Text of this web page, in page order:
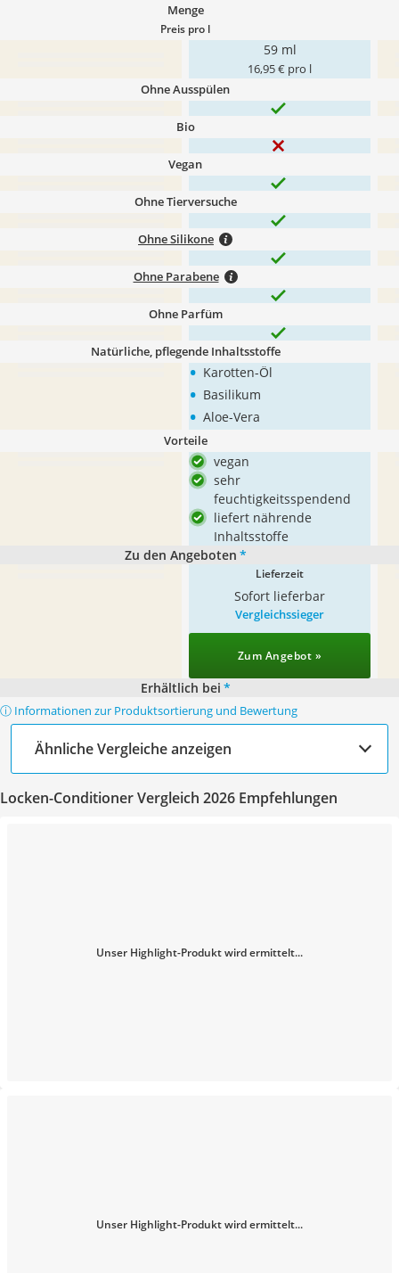
Menge
Preis pro l
59 ml
16,95 € pro l
Ohne Ausspülen
Bio
Vegan
Ohne Tierversuche
Ohne Silikone
Ohne Parabene
Ohne Parfüm
Natürliche, pflegende Inhaltsstoffe
• Karotten-Öl
• Basilikum
• Aloe-Vera
Vorteile
vegan
sehr
feuchtigkeitsspendend
liefert nährende
Inhaltsstoffe
Zu den Angeboten *
Lieferzeit
Sofort lieferbar
Vergleichssieger
Zum Angebot »
Erhältlich bei *
ⓘ Informationen zur Produktsortierung und Bewertung
Ähnliche Vergleiche anzeigen
Locken-Conditioner Vergleich 2026 Empfehlungen
Unser Highlight-Produkt wird ermittelt...
Unser Highlight-Produkt wird ermittelt...